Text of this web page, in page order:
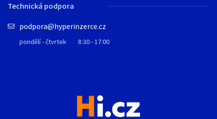
Technická podpora
podpora@hyperinzerce.cz
pondělí - čtvrtek 8:30 - 17:00